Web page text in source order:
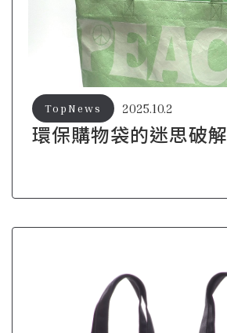
環保購物袋的迷思破解
2025.10.2
TopNews